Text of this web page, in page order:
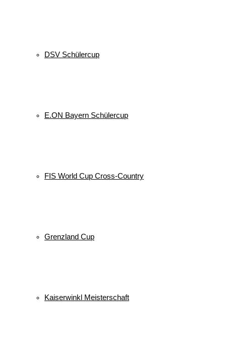
DSV Schülercup
E.ON Bayern Schülercup
FIS World Cup Cross-Country
Grenzland Cup
Kaiserwinkl Meisterschaft